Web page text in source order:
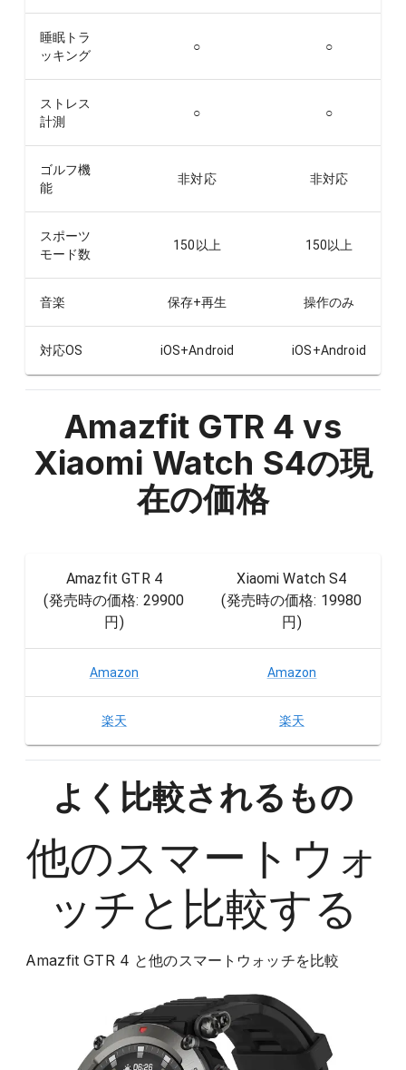
睡眠トラ
ッキング
○ ○
ストレス
計測
○ ○
ゴルフ機
能
非対応 非対応
スポーツ
モード数
150以上 150以上
音楽 保存+再生 操作のみ
対応OS iOS+Android iOS+Android
Amazfit GTR 4 vs
Xiaomi Watch S4の現
在の価格
Amazfit GTR 4
(発売時の価格: 29900
円)
Xiaomi Watch S4
(発売時の価格: 19980
円)
Amazon Amazon
楽天 楽天
よく比較されるもの
他のスマートウォ
ッチ と比較する
Amazfit GTR 4 と他のスマートウォッチを比較